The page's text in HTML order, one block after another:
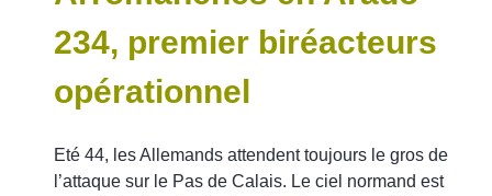
234, premier biréacteurs
opérationnel
Eté 44, les Allemands attendent toujours le gros de
l’attaque sur le Pas de Calais. Le ciel normand est